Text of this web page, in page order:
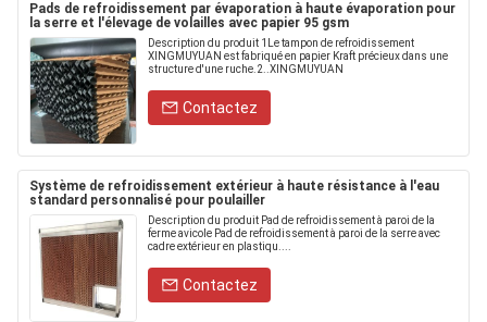
Pads de refroidissement par évaporation à haute évaporation pour
la serre et l'élevage de volailles avec papier 95 gsm
Description du produit 1Le tampon de refroidissement
XINGMUYUAN est fabriqué en papier Kraft précieux dans une
structure d'une ruche.2..XINGMUYUAN
Contactez
Système de refroidissement extérieur à haute résistance à l'eau
standard personnalisé pour poulailler
Description du produit Pad de refroidissement à paroi de la
ferme avicole Pad de refroidissement à paroi de la serre avec
cadre extérieur en plastiqu....
Contactez